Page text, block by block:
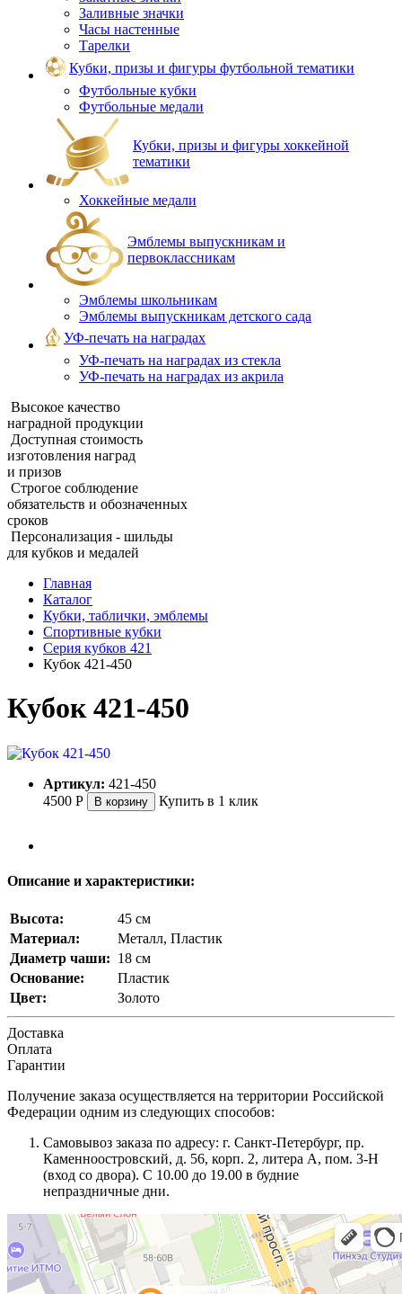
Заливные значки
Часы настенные
Тарелки
Кубки, призы и фигуры футбольной тематики
Футбольные кубки
Футбольные медали
Кубки, призы и фигуры хоккейной
тематики
Хоккейные медали
Эмблемы выпускникам и
первоклассникам
Эмблемы школьникам
Эмблемы выпускникам детского сада
УФ-печать на наградах
УФ‑печать на наградах из стекла
УФ-печать на наградах из акрила
Высокое качество
наградной продукции
Доступная стоимость
изготовления наград
и призов
Строгое соблюдение
обязательств и обозначенных
сроков
Персонализация - шильды
для кубков и медалей
Главная
Каталог
Кубки, таблички, эмблемы
Спортивные кубки
Серия кубков 421
Кубок 421‑450
Кубок 421‑450
Артикул: 421-450
4500 Р В корзину Купить в 1 клик
Описание и характеристики:
Высота:
45 см
Материал:
Металл, Пластик
Диаметр чаши: 18 см
Основание:
Пластик
Цвет:
Золото
Доставка
Оплата
Гарантии
Получение заказа осуществляется на территории Российской
Федерации одним из следующих способов:
Самовывоз заказа по адресу: г. Санкт-Петербург, пр.
Каменноостровский, д. 56, корп. 2, литера А, пом. 3-Н
(вход со двора). С 10.00 до 19.00 в будние
непраздничные дни.